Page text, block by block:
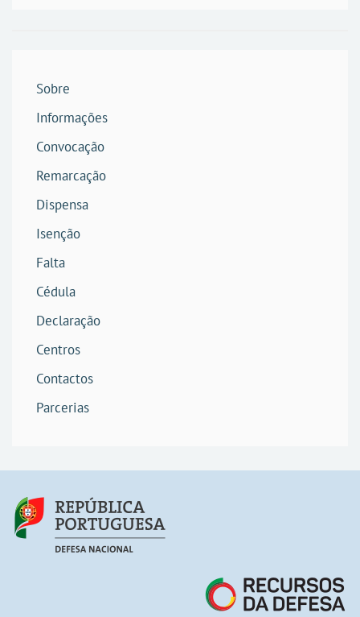
Sobre
Informações
Convocação
Remarcação
Dispensa
Isenção
Falta
Cédula
Declaração
Centros
Contactos
Parcerias